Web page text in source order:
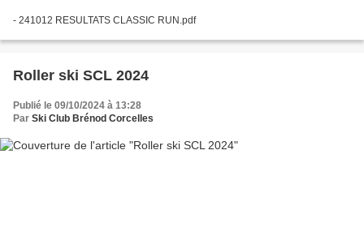
- 241012 RESULTATS CLASSIC RUN.pdf
Roller ski SCL 2024
Publié le 09/10/2024 à 13:28
Par Ski Club Brénod Corcelles